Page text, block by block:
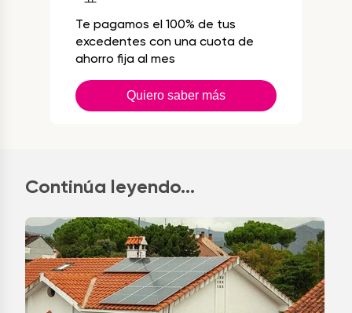
Te pagamos el 100% de tus
excedentes con una cuota de
ahorro fija al mes
Quiero saber más
Continúa leyendo...